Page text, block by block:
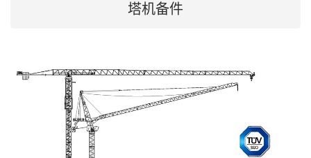
塔机备件